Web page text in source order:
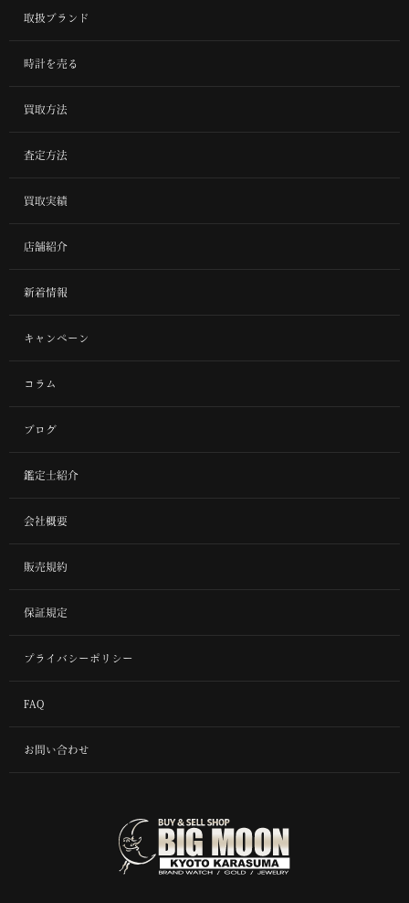
取扱ブランド
時計を売る
買取方法
査定方法
買取実績
店舗紹介
新着情報
キャンペーン
コラム
ブログ
鑑定士紹介
会社概要
販売規約
保証規定
プライバシーポリシー
FAQ
お問い合わせ